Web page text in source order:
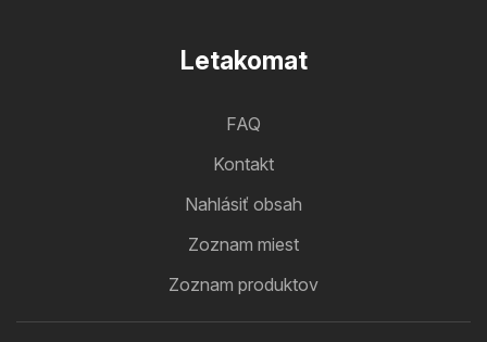
Letakomat
FAQ
Kontakt
Nahlásiť obsah
Zoznam miest
Zoznam produktov